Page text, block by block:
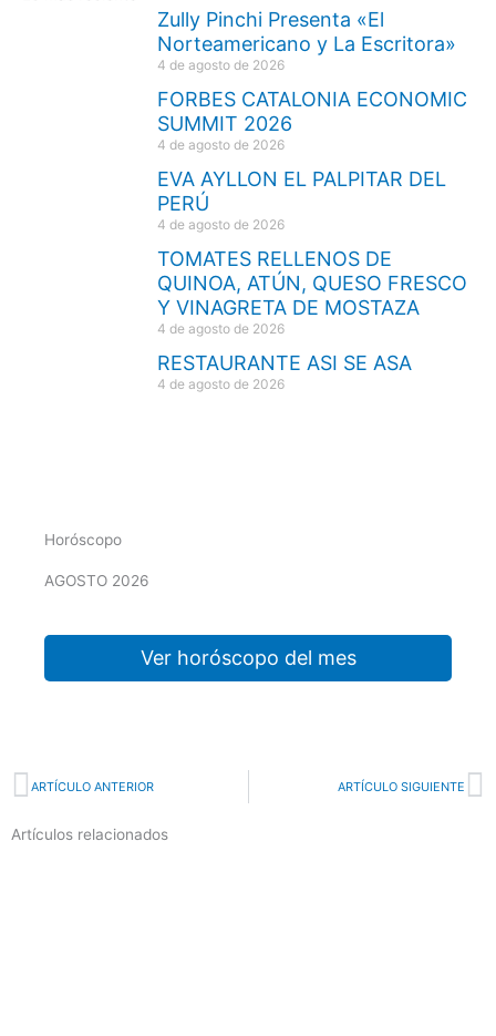
Zully Pinchi Presenta «El
Norteamericano y La Escritora»
4 de agosto de 2026
FORBES CATALONIA ECONOMIC
SUMMIT 2026
4 de agosto de 2026
EVA AYLLON EL PALPITAR DEL
PERÚ
4 de agosto de 2026
TOMATES RELLENOS DE
QUINOA, ATÚN, QUESO FRESCO
Y VINAGRETA DE MOSTAZA
4 de agosto de 2026
RESTAURANTE ASI SE ASA
4 de agosto de 2026
Horóscopo
AGOSTO 2026
Ver horóscopo del mes
Prev
ARTÍCULO ANTERIOR ARTÍCULO SIGUIENTE
Artículos relacionados